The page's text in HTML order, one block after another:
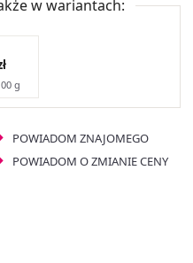
w wariantach:
g
POWIADOM ZNAJOMEGO
POWIADOM O ZMIANIE CENY